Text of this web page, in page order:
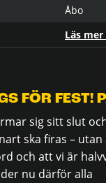
Åbo
Läs
FÖR FEST!
sig sitt slut
ska firas – utan
och att vi är
nu därför alla